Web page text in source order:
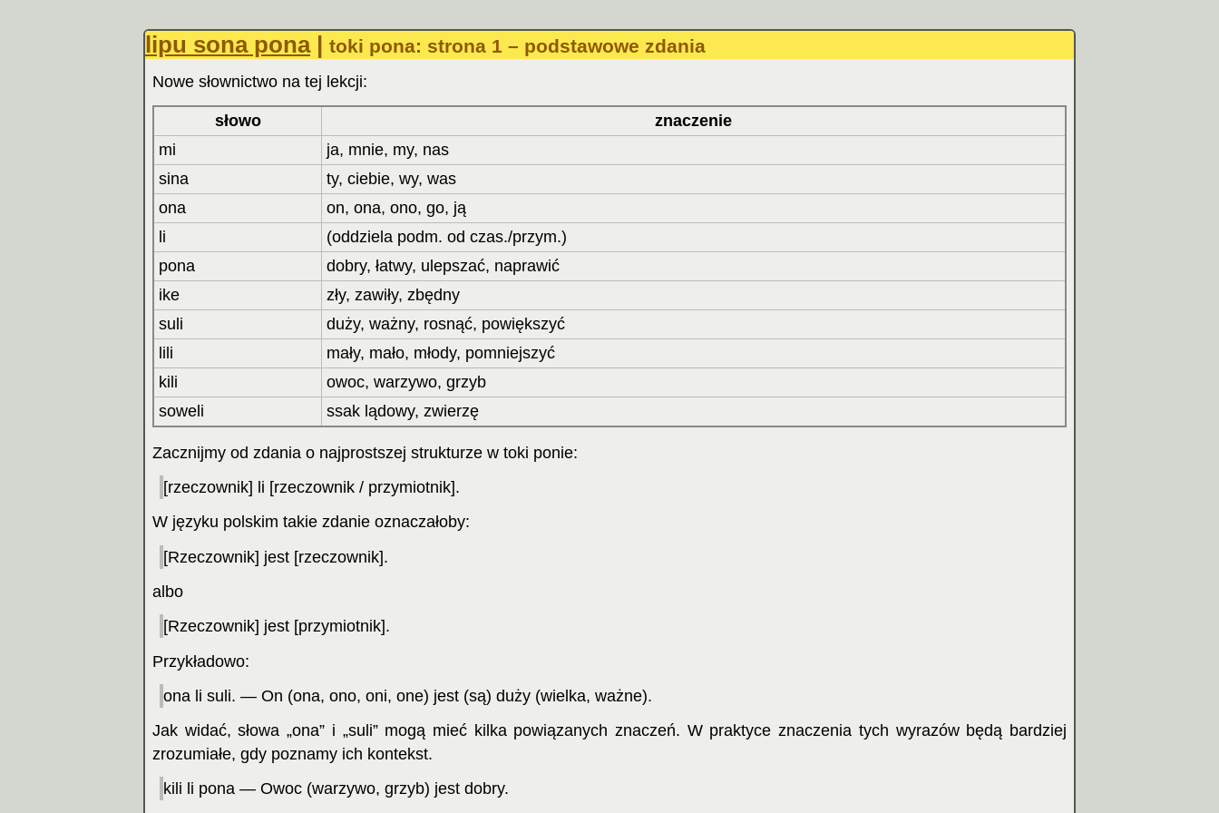
lipu sona pona| toki pona: strona 1 – podstawowe zdania
Nowe słownictwo na tej lekcji:
słowo
znaczenie
mi
ja, mnie, my, nas
sina
ty, ciebie, wy, was
ona
on, ona, ono, go, ją
li
(oddziela podm. od czas./przym.)
pona
dobry, łatwy, ulepszać, naprawić
ike
zły, zawiły, zbędny
suli
duży, ważny, rosnąć, powiększyć
lili
mały, mało, młody, pomniejszyć
kili
owoc, warzywo, grzyb
soweli
ssak lądowy, zwierzę
Zacznijmy od zdania o najprostszej strukturze w toki ponie:
[rzeczownik] li [rzeczownik / przymiotnik].
W języku polskim takie zdanie oznaczałoby:
[Rzeczownik] jest [rzeczownik].
albo
[Rzeczownik] jest [przymiotnik].
Przykładowo:
ona li suli. — On (ona, ono, oni, one) jest (są) duży (wielka, ważne).
Jak widać, słowa „ona” i „suli” mogą mieć kilka powiązanych znaczeń. W praktyce znaczenia tych wyrazów będą bardziej
zrozumiałe, gdy poznamy ich kontekst.
kili li pona — Owoc (warzywo, grzyb) jest dobry.